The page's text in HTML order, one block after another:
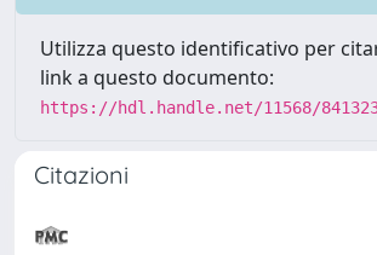
Utilizza questo identificativo per
link a questo documento:
https://hdl.handle.net/11568/
Citazioni